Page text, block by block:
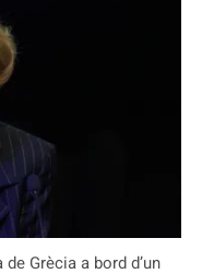
Grècia a bord d’un